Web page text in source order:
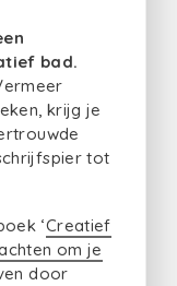
bad.
krijg je
tot
‘Creatief
om je
door